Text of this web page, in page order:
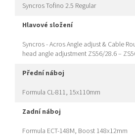
Syncros Tofino 2.5 Regular
hlavové složení
Syncros - Acros Angle adjust & Cable
head angle adjustment ZS56/28.6 –
přední náboj
Formula CL-811, 15x110mm
zadní náboj
Formula ECT-148M, Boost 148x12mm